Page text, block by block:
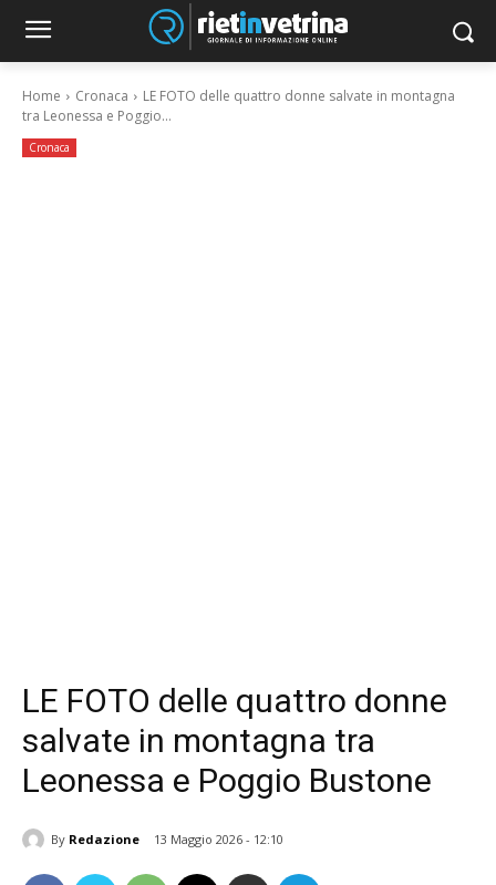
Home Cronaca
LE FOTO delle quattro donne salvate in montagna
tra Leonessa e Poggio...
Cronaca
LE FOTO delle quattro donne
salvate in montagna tra
Leonessa e Poggio Bustone
By Redazione 13 Maggio 2026 - 12:10